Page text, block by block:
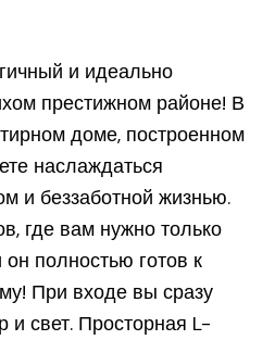
и идеально
престижном районе! В
доме, построенном
наслаждаться
и беззаботной жизнью.
где вам нужно только
он полностью готов к
При входе вы сразу
и свет. Просторная L-